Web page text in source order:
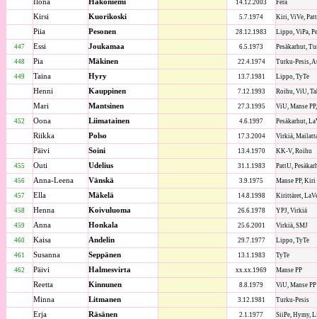
Ilona Hakoniemi 14.12.2003 Fera
Kirsi Kuorikoski 5.7.1974 Kiri, ViVe,
Piia Pesonen 28.12.1983 Lippo, ViPa,
447 Essi Joukamaa 6.5.1973 Pesäkarhut,
448 Pia Mäkinen 22.4.1974 Turku-Pesis,
449 Taina Hyry 13.7.1981 Lippo, TyTe
Henni Kauppinen 7.12.1993 Roihu, ViU,
Mari Mantsinen 27.3.1995 ViU, Manse
452 Oona Liimatainen 4.6.1997 Pesäkarhut,
Riikka Polso 17.3.2004 Virkiä,
Päivi Soini 13.4.1970 KK-V, Roihu
455 Outi Udelius 31.1.1983 PattU,
456 Anna-Leena Vänskä 3.9.1975 Manse PP, Kiri
457 Ella Mäkelä 14.8.1998 Kirittäret,
458 Henna Koivuluoma 26.6.1978 YPJ, Virkiä
459 Anna Honkala 25.6.2001 Virkiä, SMJ
460 Kaisa Andelin 29.7.1977 Lippo, TyTe
461 Susanna Seppänen 13.1.1983 TyTe
462 Päivi Halmesvirta xx.xx.1969 Manse PP
Reetta Kinnunen 8.8.1979 ViU, Manse PP
Minna Litmanen 3.12.1981 Turku-Pesis
Erja Räsänen 2.1.1977 SiiPe, Hymy,